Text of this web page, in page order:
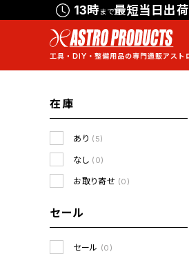
13時まで最短当日出荷
在庫
あり (5)
なし (0)
お取り寄せ (0)
セール
セール (0)